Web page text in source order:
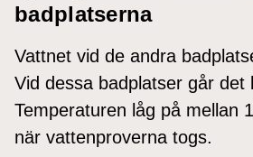
badplatserna
Vattnet vid de andra
Vid dessa badplatser går det
Temperaturen låg på mellan
när vattenproverna togs.